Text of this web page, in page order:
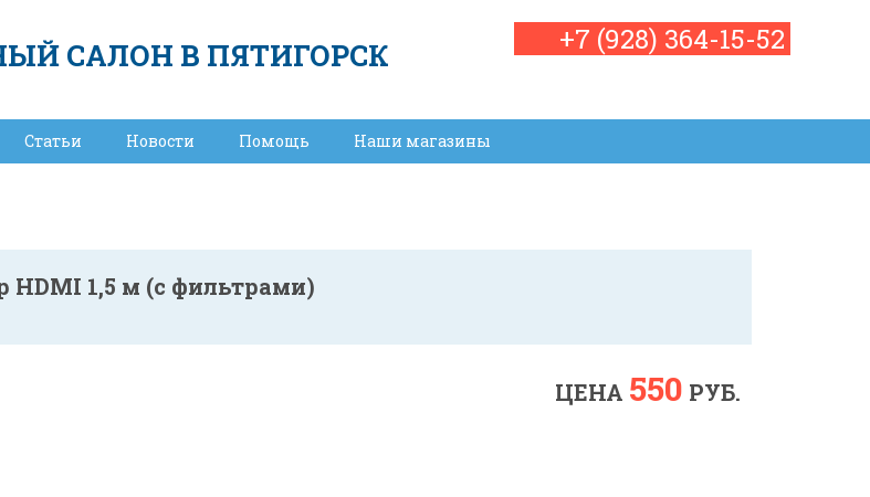
САЛОН В ПЯТИГОРСК +7 (928) 364-15-52
Статьи Новости Помощь Наши магазины
HDMI 1,5 м (c фильтрами)
ЦЕНА 550 РУБ.